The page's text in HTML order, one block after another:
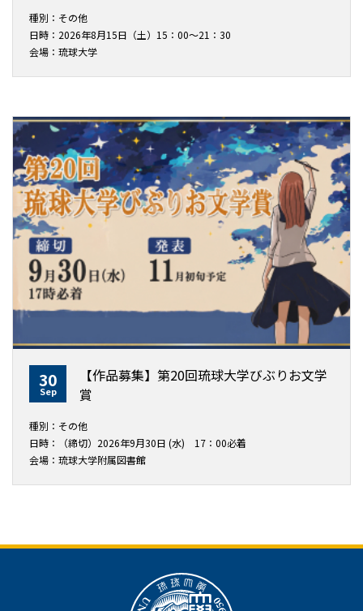
種別：その他
日時：2026年8月15日（土）15：00～21：30
会場：琉球大学
30
Sep
【作品募集】第20回琉球大学びぶりお文学
賞
種別：その他
日時：（締切）2026年9月30日 (水) 17：00必着
会場：琉球大学附属図書館